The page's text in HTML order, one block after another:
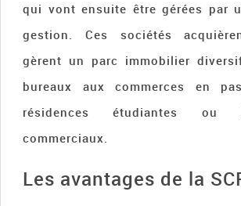
qui vont ensuite être gérées par
gestion. Ces sociétés
gèrent un parc immobilier
bureaux aux commerces en
résidences étudiantes ou
commerciaux.
Les avantages de la